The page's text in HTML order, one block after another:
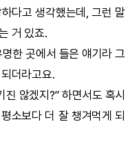
다고 생각했는데, 그런 말
거 있죠.
명한 곳에서 들은 얘기라 그
더라고요.
않겠지?” 하면서도 혹시
소보다 더 잘 챙겨먹게 되